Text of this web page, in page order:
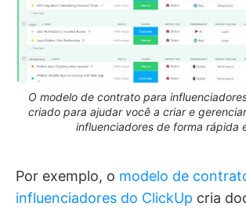
O modelo de contrato para
criado para ajudar você a criar e
influenciadores de forma rápida
Por exemplo, o modelo de
influenciadores do ClickUp cria